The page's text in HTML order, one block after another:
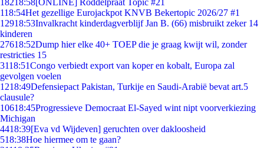
18218:58[ONLINE] Roddelpraat Topic #21
118:54Het gezellige Eurojackpot KNVB Bekertopic 2026/27 #1
12918:53Invalkracht kinderdagverblijf Jan B. (66) misbruikt zeker 14
kinderen
27618:52Dump hier elke 40+ TOEP die je graag kwijt wil, zonder
restricties 15
3118:51Congo verbiedt export van koper en kobalt, Europa zal
gevolgen voelen
1218:49Defensiepact Pakistan, Turkije en Saudi-Arabië bevat art.5
clausule?
10618:45Progressieve Democraat El-Sayed wint nipt voorverkiezing
Michigan
4418:39[Eva vd Wijdeven] geruchten over dakloosheid
518:38Hoe hiermee om te gaan?